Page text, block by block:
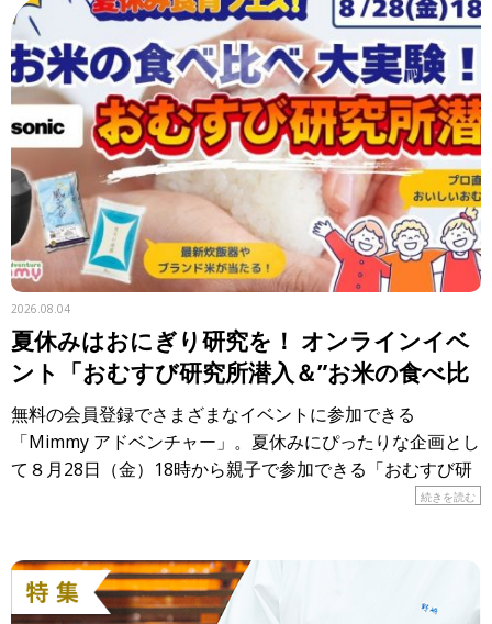
2026.08.04
夏休みはおにぎり研究を！ オンラインイベ
ント「おむすび研究所潜入＆”お米の食べ比
べ”大実験！」
無料の会員登録でさまざまなイベントに参加できる
「Mimmy アドベンチャー」。夏休みにぴったりな企画とし
て８月28日（金）18時から親子で参加できる「おむすび研
究所潜入＆”お米の食べ比べ”大実験！」が開催されます！
続きを読む